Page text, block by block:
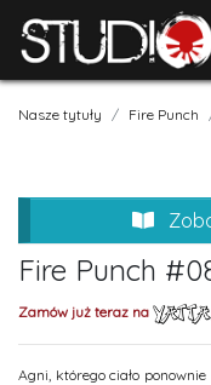
Nasze tytuły Fire Punch
Fire Punch
Zamów już teraz na
Agni, którego ciało